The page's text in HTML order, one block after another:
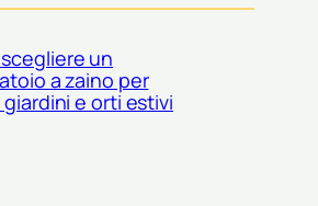
un
a zaino per
e orti estivi